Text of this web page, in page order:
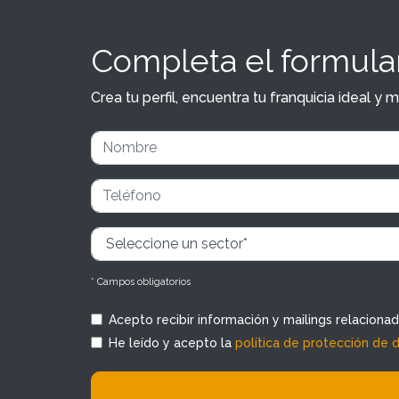
Completa el
Crea tu perfil, encuentra tu franquicia ideal y
* Campos obligatorios
Acepto recibir información y mailings
He leído y acepto la política de protección de